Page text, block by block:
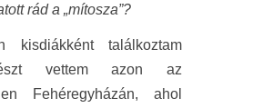
rád a „mítosza”?
kisdiákként találkoztam
vettem azon az
Fehéregyházán, ahol